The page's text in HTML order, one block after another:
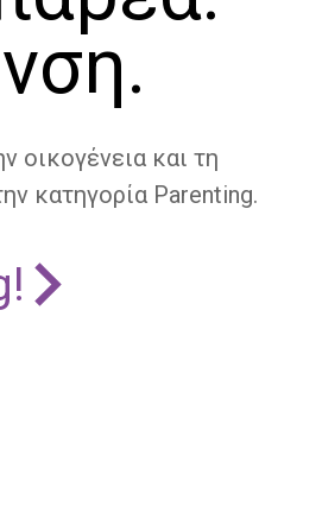
οικογένεια και τη
κατηγορία Parenting.